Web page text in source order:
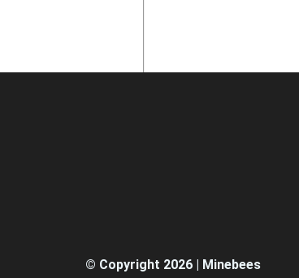
© Copyright 2026 | Minebees​